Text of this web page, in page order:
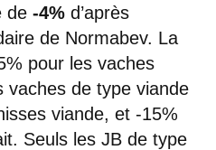
de -4% d’après
de Normabev. La
pour les vaches
vaches de type viande
viande, et -15%
Seuls les JB de type